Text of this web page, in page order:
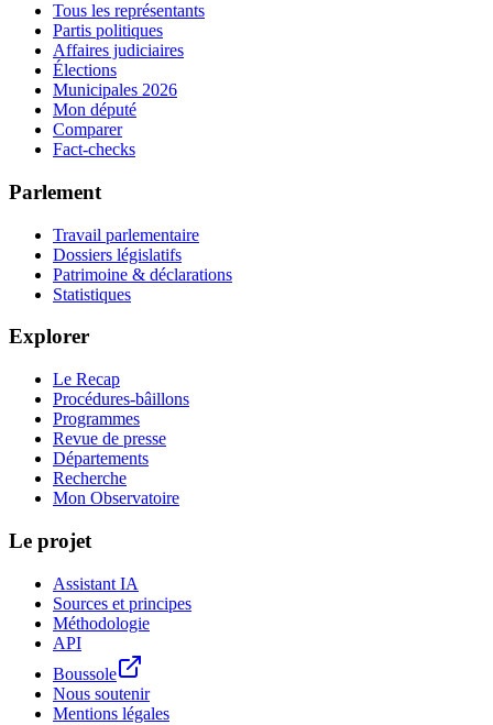
Tous les représentants
Partis politiques
Affaires judiciaires
Élections
Municipales 2026
Mon député
Comparer
Fact-checks
Parlement
Travail parlementaire
Dossiers législatifs
Patrimoine & déclarations
Statistiques
Explorer
Le Recap
Procédures-bâillons
Programmes
Revue de presse
Départements
Recherche
Mon Observatoire
Le projet
Assistant IA
Sources et principes
Méthodologie
API
Boussole
Nous soutenir
Mentions légales